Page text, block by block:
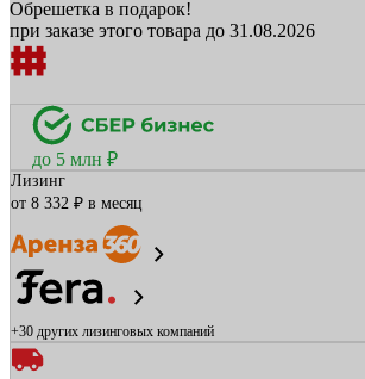
Обрешетка в подарок!
при заказе этого товара до 31.08.2026
до 5 млн ₽
Лизинг
от 8 332 ₽ в месяц
+30 других лизинговых компаний